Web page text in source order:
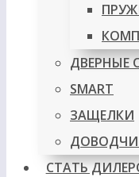
ДВЕРНЫЕ
SMART
ЗАЩЕЛКИ
СТАТЬ